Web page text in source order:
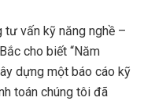
tư vấn kỹ năng nghề –
cho biết “Năm
dựng một báo cáo kỹ
toán chúng tôi đã